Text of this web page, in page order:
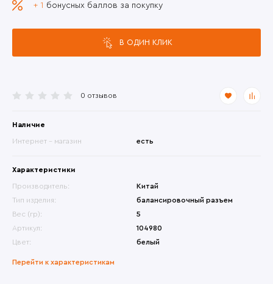
0 отзывов
Наличие
Интернет - магазин есть
Характеристики
Производитель:
Китай
Тип изделия:
балансировочный разъем
Вес (гр):
5
Артикул:
104980
Цвет:
белый
Перейти к характеристикам
+ 1 бонусных баллов за покупку
В ОДИН КЛИК